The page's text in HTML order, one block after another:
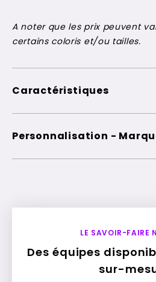
A noter que les prix peuvent
certains coloris et/ou tailles.
Caractéristiques
Personnalisation -
LE SAVOIR-FAIRE
Des équipes
sur-